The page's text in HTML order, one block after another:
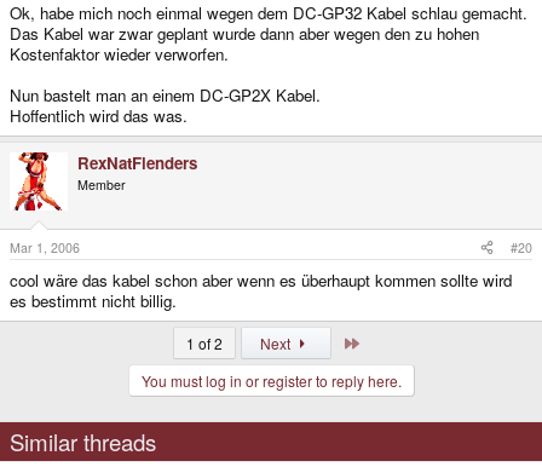
Ok, habe mich noch einmal wegen dem DC-GP32 Kabel schlau gemacht.
Das Kabel war zwar geplant wurde dann aber wegen den zu hohen
Kostenfaktor wieder verworfen.
Nun bastelt man an einem DC-GP2X Kabel.
Hoffentlich wird das was.
RexNatFlenders
Member
Mar 1, 2006 #20
cool wäre das kabel schon aber wenn es überhaupt kommen sollte wird
es bestimmt nicht billig.
1 of 2 Next
You must log in or register to reply here.
Similar threads